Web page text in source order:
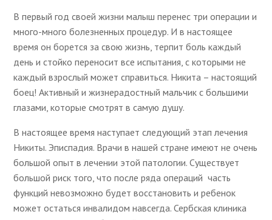
В первый год своей жизни малыш перенес три операции и
много-много болезненных процедур. И в настоящее
время он борется за свою жизнь, терпит боль каждый
день и стойко переносит все испытания, с которыми не
каждый взрослый может справиться. Никита – настоящий
боец! Активный и жизнерадостный мальчик с большими
глазами, которые смотрят в самую душу.
В настоящее время наступает следующий этап лечения
Никиты. Эписпадия. Врачи в нашей стране имеют не очень
большой опыт в лечении этой патологии. Существует
большой риск того, что после ряда операций часть
функций невозможно будет восстановить и ребенок
может остаться инвалидом навсегда. Сербская клиника